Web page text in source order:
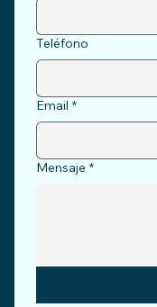
Teléfono
Email *
Mensaje *